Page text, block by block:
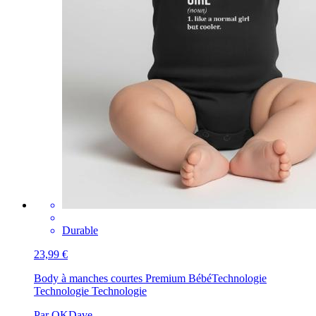
Durable
23,99 €
Body à manches courtes Premium BébéTechnologie
Technologie Technologie